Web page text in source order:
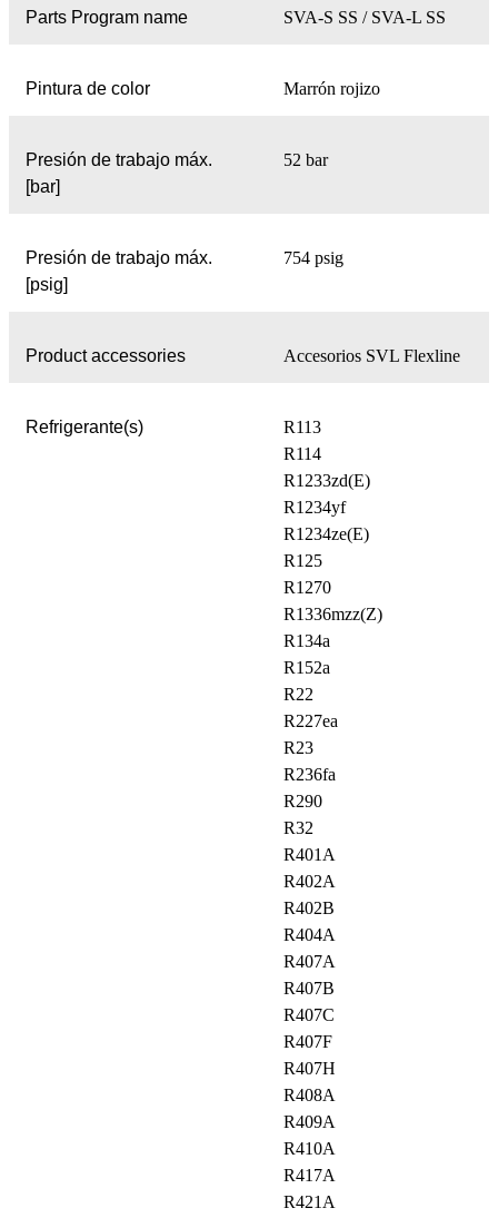
Parts Program name SVA-S SS / SVA-L SS
Pintura de color Marrón rojizo
Presión de trabajo máx.
[bar]
52 bar
Presión de trabajo máx.
[psig]
754 psig
Product accessories Accesorios SVL Flexline
Refrigerante(s)
R113
R114
R1233zd(E)
R1234yf
R1234ze(E)
R125
R1270
R1336mzz(Z)
R134a
R152a
R22
R227ea
R23
R236fa
R290
R32
R401A
R402A
R402B
R404A
R407A
R407B
R407C
R407F
R407H
R408A
R409A
R410A
R417A
R421A